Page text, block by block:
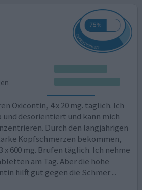
Oxicontin, 4 x 20 mg. täglich. Ich
und desorientiert und kann mich
Durch den langjährigen
Kopfschmerzen bekommen,
x 600 mg. Brufen täglich. Ich nehme
am Tag. Aber die hohe
hilft gut gegen die Schmer...